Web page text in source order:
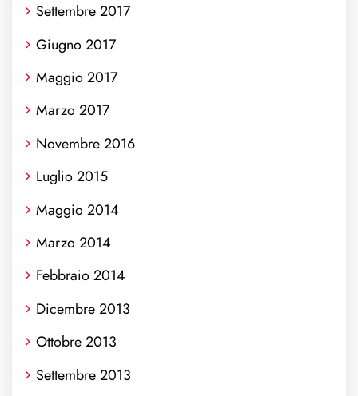
Settembre 2017
Giugno 2017
Maggio 2017
Marzo 2017
Novembre 2016
Luglio 2015
Maggio 2014
Marzo 2014
Febbraio 2014
Dicembre 2013
Ottobre 2013
Settembre 2013